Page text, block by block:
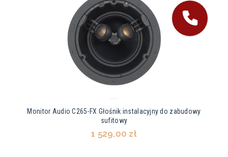
Monitor Audio C265-FX Głośnik instalacyjny do zabudowy
sufitowy
1 529,00 zł